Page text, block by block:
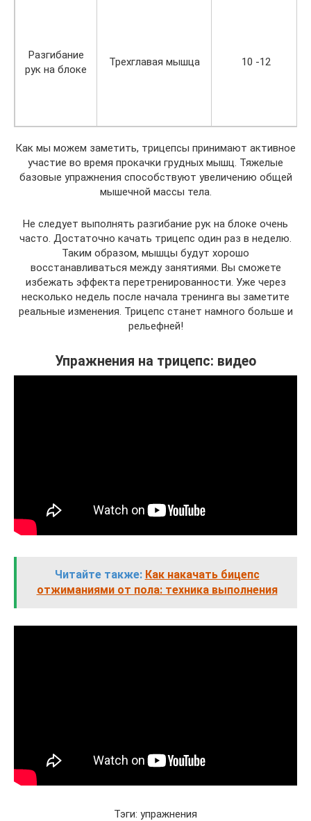
Разгибание
рук на блоке
Трехглавая мышца 10 -12
Как мы можем заметить, трицепсы принимают активное
участие во время прокачки грудных мышц. Тяжелые
базовые упражнения способствуют увеличению общей
мышечной массы тела.
Не следует выполнять разгибание рук на блоке очень
часто. Достаточно качать трицепс один раз в неделю.
Таким образом, мышцы будут хорошо
восстанавливаться между занятиями. Вы сможете
избежать эффекта перетренированности. Уже через
несколько недель после начала тренинга вы заметите
реальные изменения. Трицепс станет намного больше и
рельефней!
Упражнения на трицепс: видео
Читайте также: Как накачать бицепс
отжиманиями от пола: техника выполнения
Тэги: упражнения